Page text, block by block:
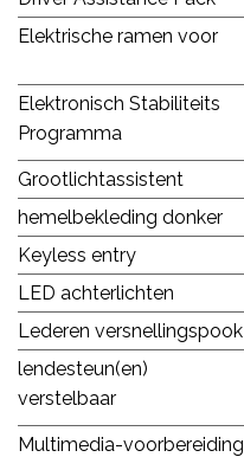
Elektrische ramen voor
Elektronisch Stabiliteits
Programma
Grootlichtassistent
hemelbekleding donker
Keyless entry
LED achterlichten
Lederen versnellingspook
lendesteun(en)
verstelbaar
Multimedia-voorbereiding